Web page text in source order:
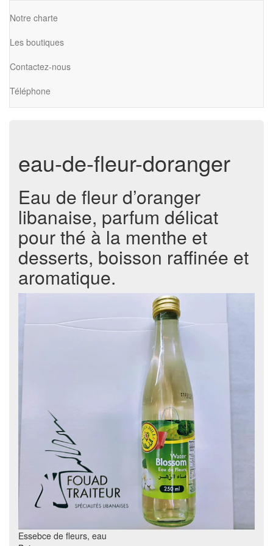
Notre charte
Les boutiques
Contactez-nous
Téléphone
eau-de-fleur-doranger
Eau de fleur d’oranger
libanaise, parfum délicat
pour thé à la menthe et
desserts, boisson raffinée et
aromatique.
Essebce de fleurs, eau